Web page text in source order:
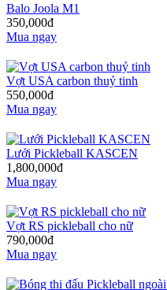
Balo Joola M1
350,000đ
Mua ngay
Vợt USA carbon thuỷ tinh
550,000đ
Mua ngay
Lưới Pickleball KASCEN
1,800,000đ
Mua ngay
Vợt RS pickleball cho nữ
790,000đ
Mua ngay